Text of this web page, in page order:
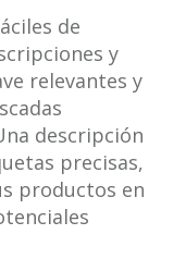
de
y
relevantes y
descripción
precisas,
productos en